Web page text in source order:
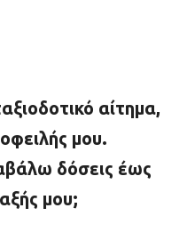
αίτημα,
μου.
δόσεις έως
μου;